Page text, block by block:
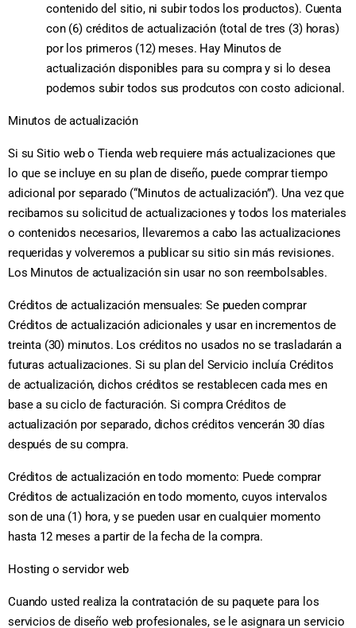
contenido del sitio, ni subir todos los productos). Cuenta
con (6) créditos de actualización (total de tres (3) horas)
por los primeros (12) meses. Hay Minutos de
actualización disponibles para su compra y si lo desea
podemos subir todos sus prodcutos con costo adicional.
Minutos de actualización
Si su Sitio web o Tienda web requiere más actualizaciones que
lo que se incluye en su plan de diseño, puede comprar tiempo
adicional por separado (“Minutos de actualización”). Una vez que
recibamos su solicitud de actualizaciones y todos los materiales
o contenidos necesarios, llevaremos a cabo las actualizaciones
requeridas y volveremos a publicar su sitio sin más revisiones.
Los Minutos de actualización sin usar no son reembolsables.
Créditos de actualización mensuales: Se pueden comprar
Créditos de actualización adicionales y usar en incrementos de
treinta (30) minutos. Los créditos no usados no se trasladarán a
futuras actualizaciones. Si su plan del Servicio incluía Créditos
de actualización, dichos créditos se restablecen cada mes en
base a su ciclo de facturación. Si compra Créditos de
actualización por separado, dichos créditos vencerán 30 días
después de su compra.
Créditos de actualización en todo momento: Puede comprar
Créditos de actualización en todo momento, cuyos intervalos
son de una (1) hora, y se pueden usar en cualquier momento
hasta 12 meses a partir de la fecha de la compra.
Hosting o servidor web
Cuando usted realiza la contratación de su paquete para los
servicios de diseño web profesionales, se le asignara un servicio